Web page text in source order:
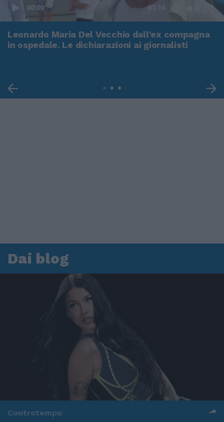
00:00 01:16
Leonardo Maria Del Vecchio dall'ex compagna
in ospedale. Le dichiarazioni ai giornalisti
Dai blog
Controtempo